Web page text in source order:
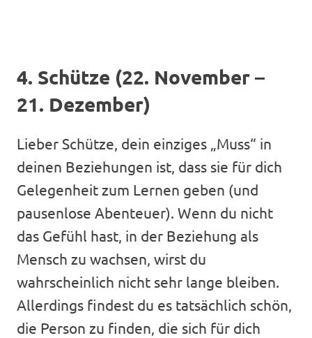
4. Schütze (22. November –
21. Dezember)
Lieber Schütze, dein einziges „Muss“ in
deinen Beziehungen ist, dass sie für dich
Gelegenheit zum Lernen geben (und
pausenlose Abenteuer). Wenn du nicht
das Gefühl hast, in der Beziehung als
Mensch zu wachsen, wirst du
wahrscheinlich nicht sehr lange bleiben.
Allerdings findest du es tatsächlich schön,
die Person zu finden, die sich für dich